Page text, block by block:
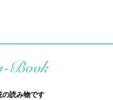
読み物です